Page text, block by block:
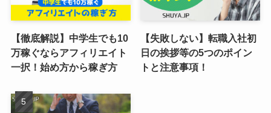
【徹底解説】中学生でも10
万稼ぐならアフィリエイト
一択！始め方から稼ぎ方
【失敗しない】転職入社初
日の挨拶等の5つのポイン
トと注意事項！